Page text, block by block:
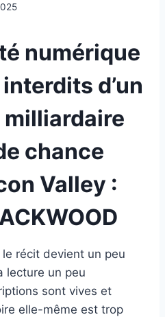
numérique
d’un
chance
Valley :
récit devient un peu
lecture un peu
sont vives et
elle-même est trop